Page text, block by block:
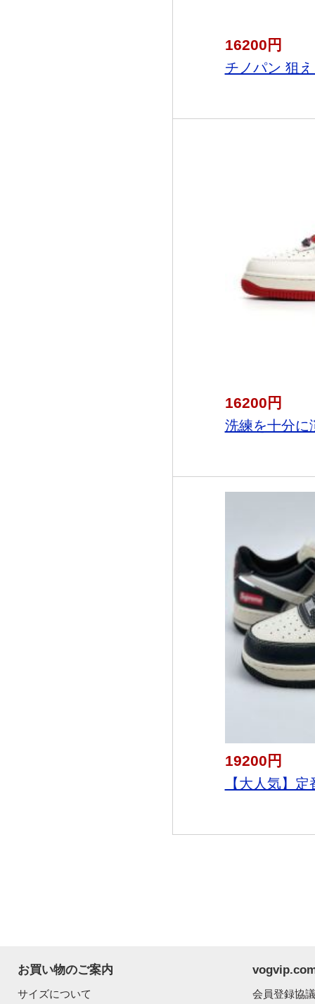
16200円
チノパン 狙
16200円
洗練を十分に
19200円
【大人気】
お買い物のご案内
サイズについて 会員登録協